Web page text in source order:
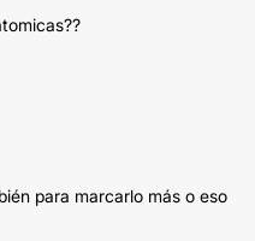
para marcarlo más o eso